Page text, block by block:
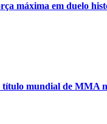
máxima em duelo
título mundial de MMA